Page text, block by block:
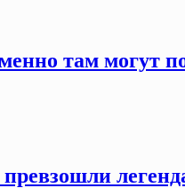
там могут